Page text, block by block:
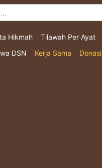
Hikmah Tilawah Per Ayat
DSN
Kerja Sama Donasi